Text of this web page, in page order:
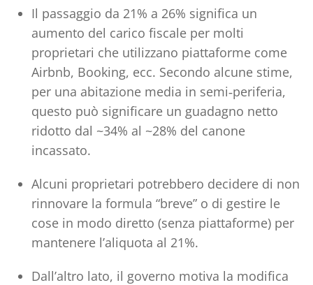
Il passaggio da 21% a 26% significa un
aumento del carico fiscale per molti
proprietari che utilizzano piattaforme come
Airbnb, Booking, ecc. Secondo alcune stime,
per una abitazione media in semi‑periferia,
questo può significare un guadagno netto
ridotto dal ~34% al ~28% del canone
incassato.
Alcuni proprietari potrebbero decidere di non
rinnovare la formula “breve” o di gestire le
cose in modo diretto (senza piattaforme) per
mantenere l’aliquota al 21%.
Dall’altro lato, il governo motiva la modifica